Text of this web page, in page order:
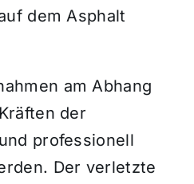
dem Asphalt
am Abhang
der
professionell
Der verletzte